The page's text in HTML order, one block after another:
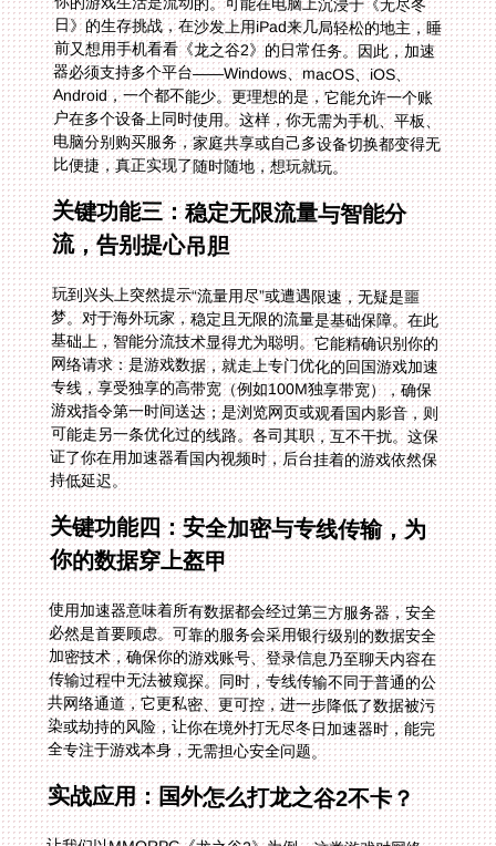
比便捷，真正实现了随时随地，想玩就玩。
关键功能三：稳定无限流量与智能分
流，告别提心吊胆
玩到兴头上突然提示“流量用尽”或遭遇限速，无疑是噩
梦。对于海外玩家，稳定且无限的流量是基础保障。在此
基础上，智能分流技术显得尤为聪明。它能精确识别你的
网络请求：是游戏数据，就走上专门优化的回国游戏加速
专线，享受独享的高带宽（例如100M独享带宽），确保
游戏指令第一时间送达；是浏览网页或观看国内影音，则
可能走另一条优化过的线路。各司其职，互不干扰。这保
证了你在用加速器看国内视频时，后台挂着的游戏依然保
持低延迟。
关键功能四：安全加密与专线传输，为
你的数据穿上盔甲
使用加速器意味着所有数据都会经过第三方服务器，安全
必然是首要顾虑。可靠的服务会采用银行级别的数据安全
加密技术，确保你的游戏账号、登录信息乃至聊天内容在
传输过程中无法被窥探。同时，专线传输不同于普通的公
共网络通道，它更私密、更可控，进一步降低了数据被污
染或劫持的风险，让你在境外打无尽冬日加速器时，能完
全专注于游戏本身，无需担心安全问题。
实战应用：国外怎么打龙之谷2不卡？